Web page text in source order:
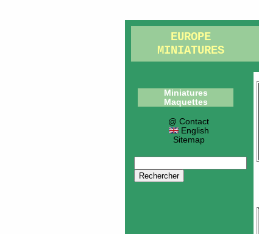
EUROPE
MINIATURES
Miniatures
Maquettes
@ Contact
English
Sitemap